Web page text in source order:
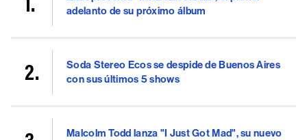
adelanto de su próximo álbum
Soda Stereo Ecos se despide de Buenos Aires
con sus últimos 5 shows
Malcolm Todd lanza "I Just Got Mad", su nuevo